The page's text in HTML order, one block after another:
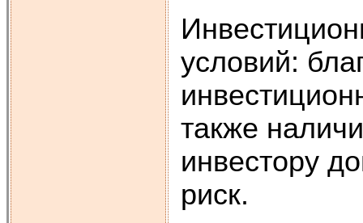
условий:
также
инвестору
риск.